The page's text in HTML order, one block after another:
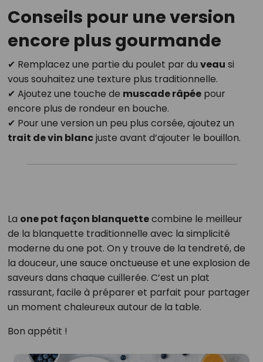
Conseils pour une version
encore plus gourmande
✔ Remplacez une partie du poulet par du veau si
vous souhaitez une texture plus traditionnelle.
✔ Ajoutez une touche de muscade râpéepour
encore plus de rondeur en bouche.
✔ Pour une version un peu plus corsée, ajoutez un
trait de vin blancjuste avant d’ajouter le bouillon.
La one pot façon blanquettecombine le meilleur
de la blanquette traditionnelle avec la simplicité
moderne du one pot. On y trouve de la tendreté, de
la douceur, une sauce onctueuse et une explosion de
saveurs dans chaque cuillerée. C’est un plat
rassurant, facile à préparer et parfait pour partager
un moment chaleureux autour de la table.
Bon appétit !